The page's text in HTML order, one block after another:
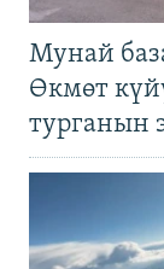
Мунай
Өкмөт
турганын